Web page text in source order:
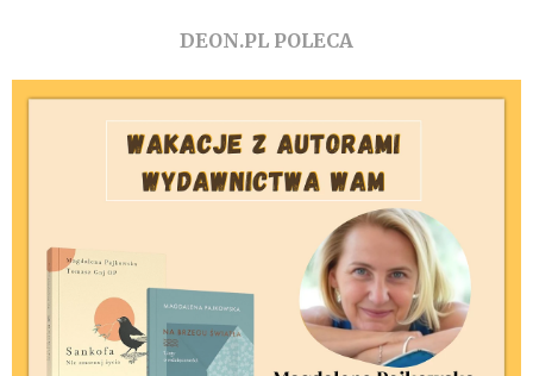
DEON.PL POLECA